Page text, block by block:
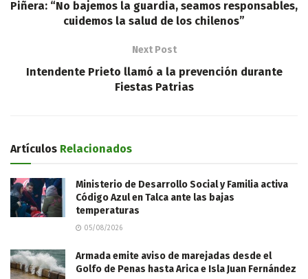
Piñera: “No bajemos la guardia, seamos responsables,
cuidemos la salud de los chilenos”
Next Post
Intendente Prieto llamó a la prevención durante
Fiestas Patrias
Artículos Relacionados
Ministerio de Desarrollo Social y Familia activa
Código Azul en Talca ante las bajas
temperaturas
05/08/2026
​Armada emite aviso de marejadas desde el
Golfo de Penas hasta Arica e Isla Juan Fernández